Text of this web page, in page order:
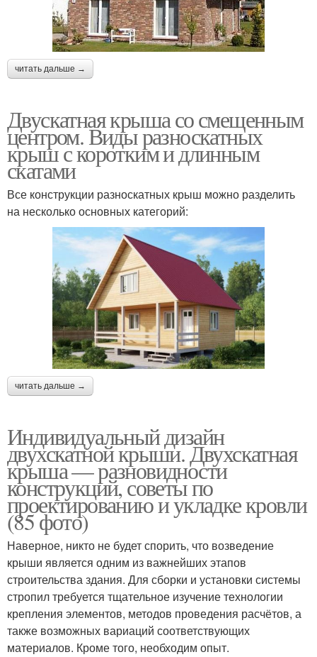
читать дальше →
Двускатная крыша со смещенным
центром. Виды разноскатных
крыш с коротким и длинным
скатами
Все конструкции разноскатных крыш можно разделить
на несколько основных категорий:
читать дальше →
Индивидуальный дизайн
двухскатной крыши. Двухскатная
крыша — разновидности
конструкций, советы по
проектированию и укладке кровли
(85 фото)
Наверное, никто не будет спорить, что возведение
крыши является одним из важнейших этапов
строительства здания. Для сборки и установки системы
стропил требуется тщательное изучение технологии
крепления элементов, методов проведения расчётов, а
также возможных вариаций соответствующих
материалов. Кроме того, необходим опыт.